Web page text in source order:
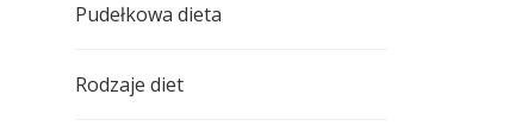
Pudełkowa dieta
Rodzaje diet